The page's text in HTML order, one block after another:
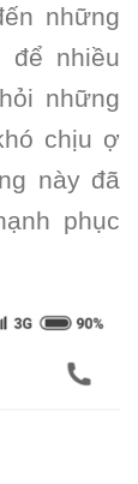
những
để nhiều
những
chịu ợ
này đã
phục